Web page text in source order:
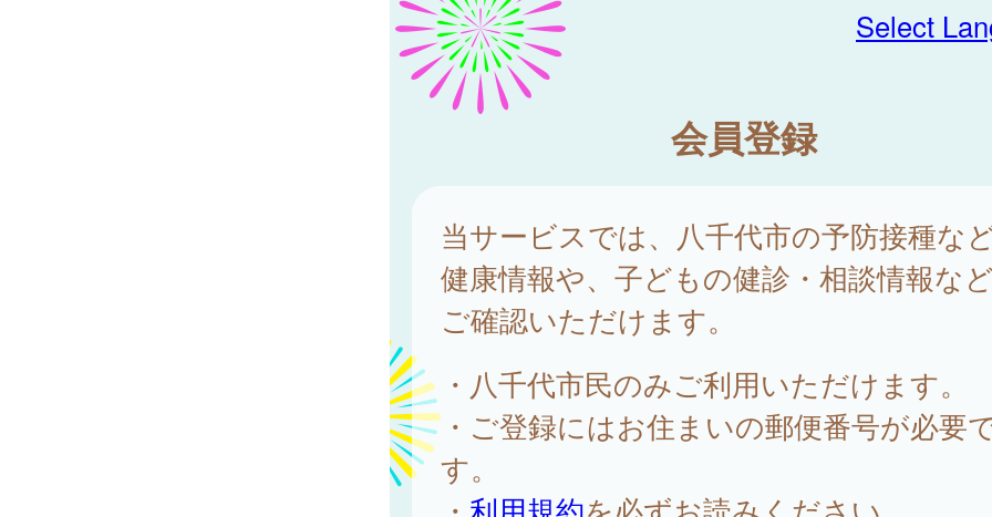
Select
会員登録
当サービスでは、八千代市の予防接種な
健康情報や、子どもの健診・相談情報な
ご確認いただけます。
・八千代市民のみご利用いただけます。
・ご登録にはお住まいの郵便番号が必要
す。